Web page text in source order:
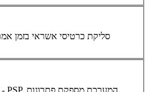
סליקת כרטיסי אשראי